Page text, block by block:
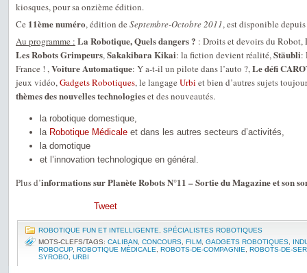
kiosques, pour sa onzième édition.
Ce 11ème numéro, édition de Septembre-Octobre 2011, est disponible
Au programme : La Robotique, Quels dangers ? : Droits et devoirs du
Les Robots Grimpeurs,Sakakibara Kikai: la fiction devient réalité,Stäubli:
France ! ,Voiture Automatique: Y a-t-il un pilote dans l’auto ?,Le défi
jeux vidéo,Gadgets Robotiques, le langage Urbi et bien d’autres sujets
thèmes des nouvelles technologieset des nouveautés.
la robotique domestique,
la Robotique Médicale et dans les autres secteurs d’activités,
la domotique
et l’innovation technologique en général.
Plus d’informations sur Planète Robots N°11 – Sortie du Magazine et son
Tweet
ROBOTIQUE FUN ET INTELLIGENTE
SPÉCIALISTES ROBOTIQUES
MOTS-CLEFS/TAGS: CALIBAN CONCOURS FILM GADGETS ROBOTIQUES
ROBOCUP, ROBOTIQUE MÉDICALE ROBOTS-DE-COMPAGNIE
ROBOTS-DE-
SYROBO URBI